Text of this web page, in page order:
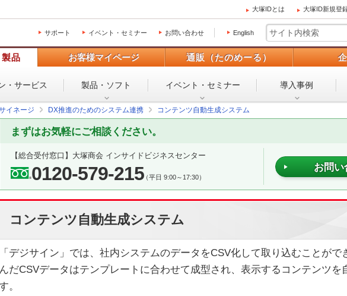
大塚IDとは 大塚ID新規登
サポート イベント・セミナー お問い合わせ English
品 お客様マイページ 通販（たのめーる）
・ サービス 製品・ソフト イベント・ セミナー 導入事例
イネージ DX推進のためのシステム連携 コンテンツ自動生成システム
まずはお気軽にご相談ください。
【総合受付窓口】 大塚商会 インサイドビジネスセンター
0120-579-215（平日 9:00～17:30）
お問い
コンテンツ自動生成システム
「デジサイン」では、社内システムのデータをCSV化して取り込むことがで
んだCSVデータはテンプレートに合わせて成型され、表示するコンテンツを
。